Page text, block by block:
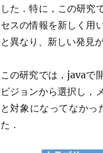
した．特に，この研究
セスの情報を新しく用
と異なり、新しい発見
この研究では，javaで
ビジョンから選択し，
と対象になってなかっ
た．